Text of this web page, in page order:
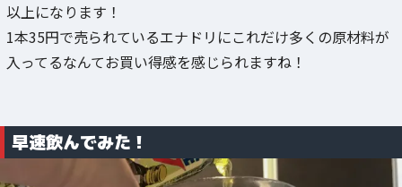
以上になります！
1本35円で売られているエナドリにこれだけ多くの原材料が
入ってるなんてお買い得感を感じられますね！
早速飲んでみた！